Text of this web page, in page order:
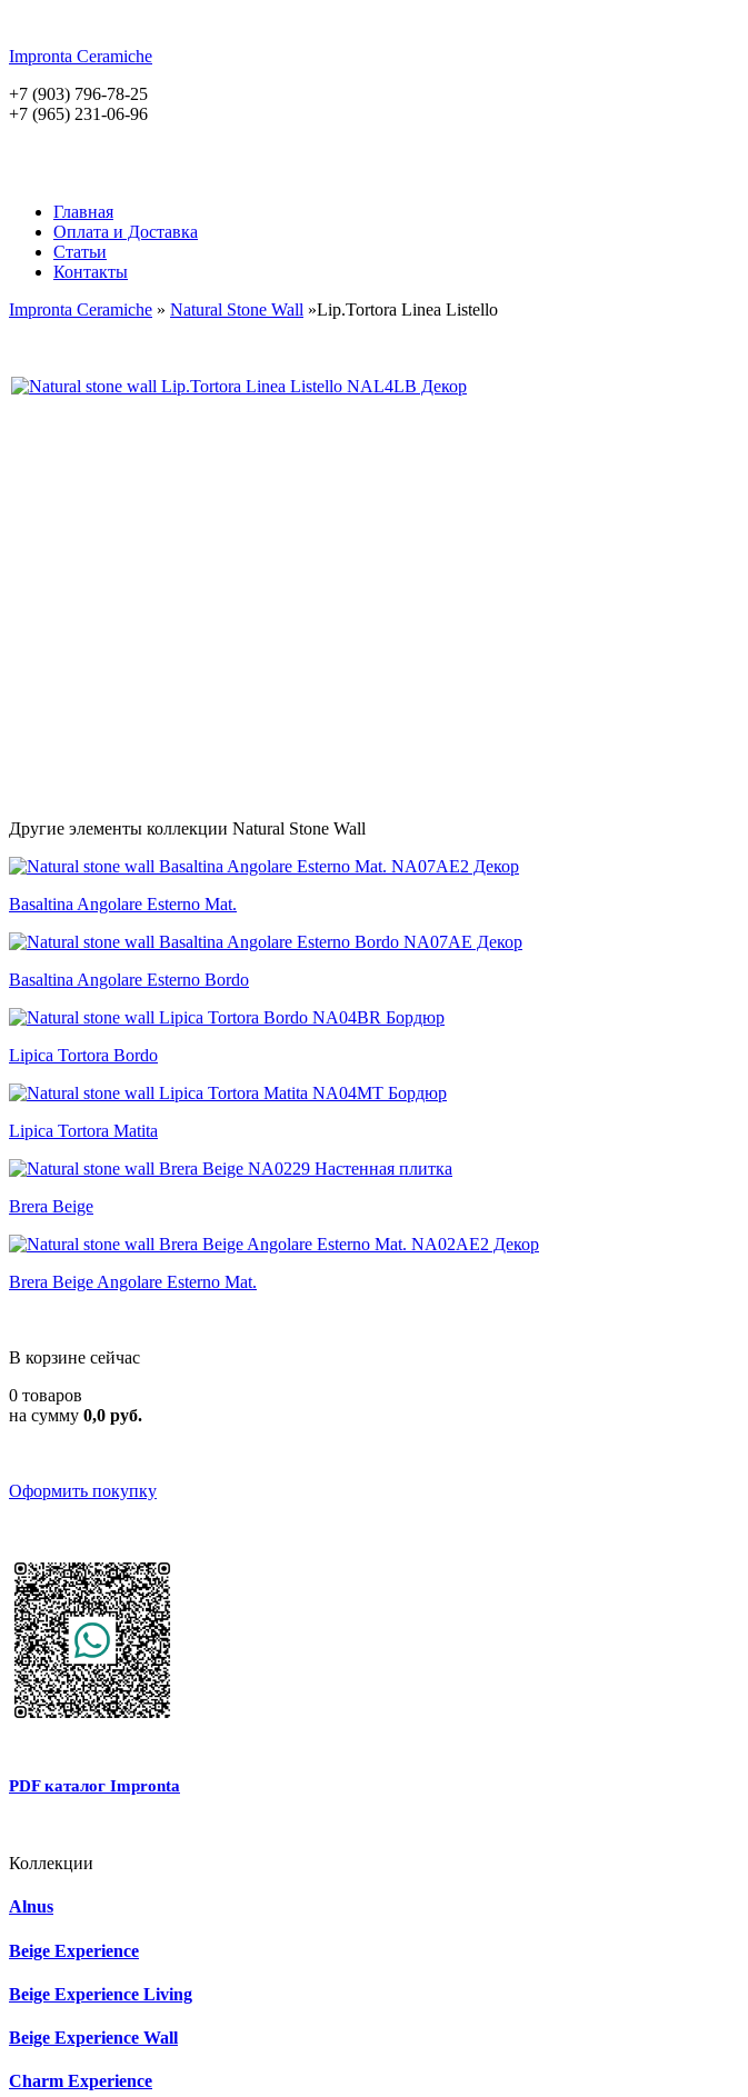
Impronta Ceramiche
+7 (903) 796-78-25
+7 (965) 231-06-96
Главная
Оплата и Доставка
Статьи
Контакты
Impronta Ceramiche » Natural Stone Wall »Lip.Tortora Linea Listello
Другие элементы коллекции Natural Stone Wall
Basaltina Angolare Esterno Mat.
Basaltina Angolare Esterno Bordo
Lipica Tortora Bordo
Lipica Tortora Matita
Brera Beige
Brera Beige Angolare Esterno Mat.
В корзине сейчас
0 товаров
на сумму 0,0 руб.
Оформить покупку
PDF каталог Impronta
Коллекции
Alnus
Beige Experience
Beige Experience Living
Beige Experience Wall
Charm Experience